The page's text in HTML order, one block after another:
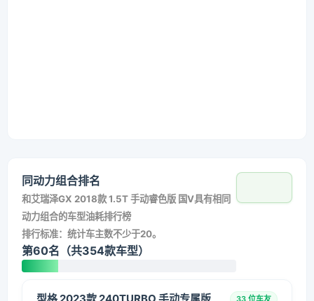
同动力组合排名
和艾瑞泽GX 2018款 1.5T 手动睿色版 国V具有相同
动力组合的车型油耗排行榜
排行标准：统计车主数不少于20。
第60名（共354款车型）
33 位车友